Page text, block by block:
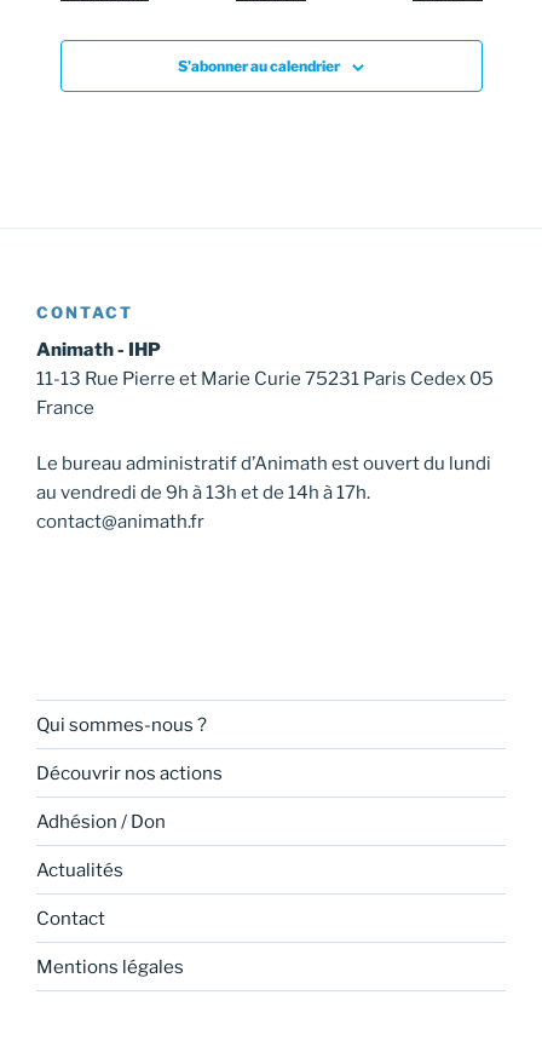
S’abonner au calendrier
CONTACT
Animath - IHP
11-13 Rue Pierre et Marie Curie 75231 Paris Cedex 05
France
Le bureau administratif d’Animath est ouvert du lundi
au vendredi de 9h à 13h et de 14h à 17h.
contact@animath.fr
Qui sommes-nous ?
Découvrir nos actions
Adhésion / Don
Actualités
Contact
Mentions légales